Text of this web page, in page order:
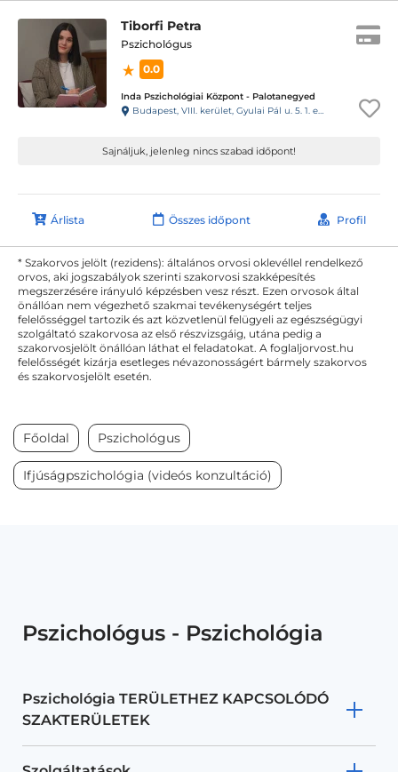
Tiborfi Petra
Pszichológus
0.0
Inda Pszichológiai Központ - Palotanegyed
Budapest, VIII. kerület, Gyulai Pál u. 5. 1. emelet 3., kapucsengő: INDA Pszi
Sajnáljuk, jelenleg nincs szabad időpont!
Árlista Összes időpont Profil
* Szakorvos jelölt (rezidens): általános orvosi oklevéllel rendelkező
orvos, aki jogszabályok szerinti szakorvosi szakképesítés
megszerzésére irányuló képzésben vesz részt. Ezen orvosok által
önállóan nem végezhető szakmai tevékenységért teljes
felelősséggel tartozik és azt közvetlenül felügyeli az egészségügyi
szolgáltató szakorvosa az első részvizsgáig, utána pedig a
szakorvosjelölt önállóan láthat el feladatokat. A foglaljorvost.hu
felelősségét kizárja esetleges névazonosságért bármely szakorvos
és szakorvosjelölt esetén.
Főoldal Pszichológus
Ifjúságpszichológia (videós konzultáció)
Pszichológus - Pszichológia
Pszichológia TERÜLETHEZ KAPCSOLÓDÓ
SZAKTERÜLETEK